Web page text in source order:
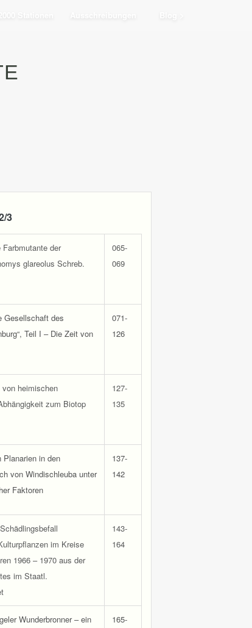
3
der
glareolus Schreb.
065-
069
Gesellschaft des
Teil I – Die Zeit von
071-
126
von heimischen
zum Biotop
127-
135
Planarien in den
von Windischleuba unter
Faktoren
137-
142
im Kreise
1966 – 1970 aus der
im Staatl.
143-
164
Wunderbronner – ein
165-